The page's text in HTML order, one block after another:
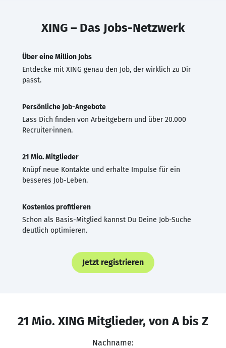
XING – Das Jobs-Netzwerk
Über eine Million Jobs
Entdecke mit XING genau den Job, der wirklich zu Dir
passt.
Persönliche Job-Angebote
Lass Dich finden von Arbeitgebern und über 20.000
Recruiter·innen.
21 Mio. Mitglieder
Knüpf neue Kontakte und erhalte Impulse für ein
besseres Job-Leben.
Kostenlos profitieren
Schon als Basis-Mitglied kannst Du Deine Job-Suche
deutlich optimieren.
Jetzt registrieren
21 Mio. XING Mitglieder, von A bis Z
Nachname: